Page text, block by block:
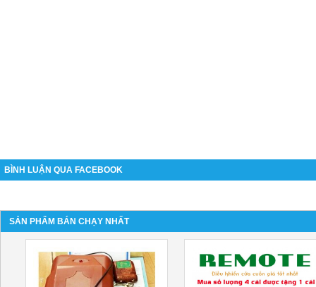
BÌNH LUẬN QUA FACEBOOK
SẢN PHẨM BÁN CHẠY NHẤT